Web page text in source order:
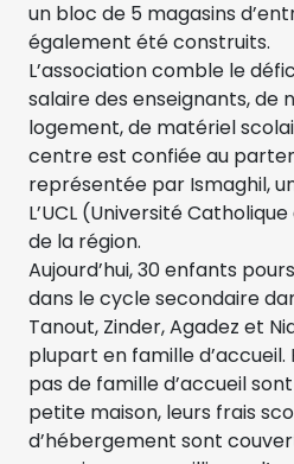
un bloc de 5 magasins
également été construits.
L’association comble le
salaire des enseignants, de
logement, de matériel
centre est confiée au
représentée par Ismaghil,
L’UCL (Université
de la région.
Aujourd’hui, 30 enfants
dans le cycle secondaire
Tanout, Zinder, Agadez et
plupart en famille d’accueil.
pas de famille d’accueil
petite maison, leurs frais
d’hébergement sont